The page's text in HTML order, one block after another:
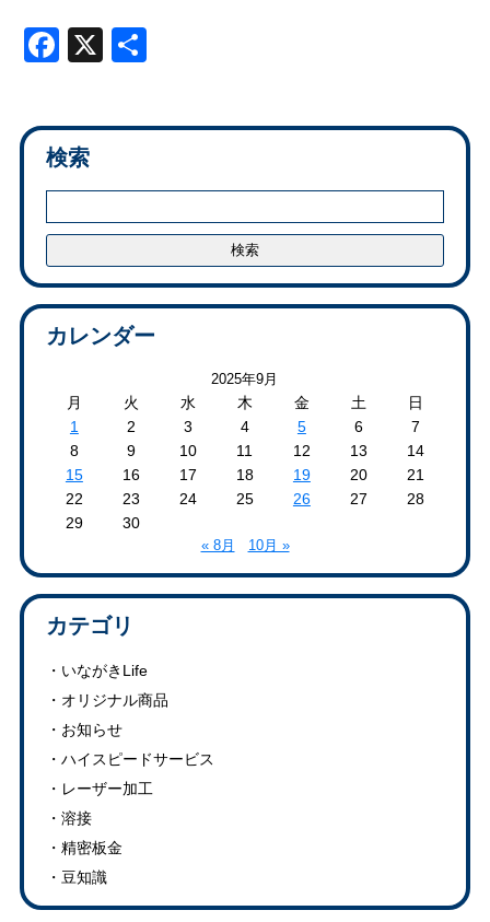
Facebook
X 共
有
検索
カレンダー
2025年9月
月 火 水 木 金 土
日
1
2 3 4 5 6
7
8
9 10 11 12 13
14
15
16 17 18 19 20
21
22
23 24 25 26 27
28
29
30
« 8月 10月 »
カテゴリ
いながきLife
オリジナル商品
お知らせ
ハイスピードサービス
レーザー加工
溶接
精密板金
豆知識